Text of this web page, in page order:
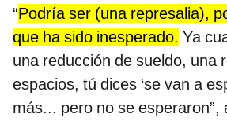
“Podría ser (una represalia),
que ha sido inesperado. Ya
una reducción de sueldo, una
espacios, tú dices ‘se van a
más... pero no se esperaron”,